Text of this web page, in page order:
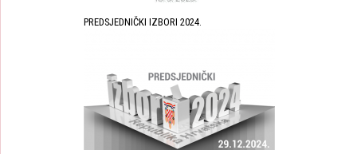
PREDSJEDNIČKI IZBORI 2024.